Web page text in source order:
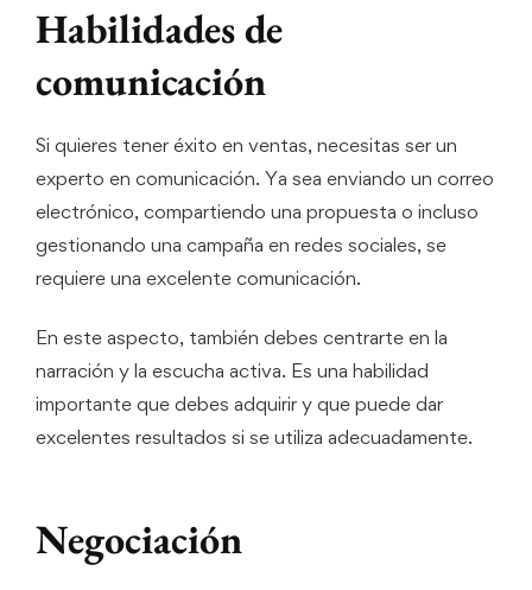
Habilidades de
comunicación
Si quieres tener éxito en ventas, necesitas ser un
experto en comunicación. Ya sea enviando un correo
electrónico, compartiendo una propuesta o incluso
gestionando una campaña en redes sociales, se
requiere una excelente comunicación.
En este aspecto, también debes centrarte en la
narración y la escucha activa. Es una habilidad
importante que debes adquirir y que puede dar
excelentes resultados si se utiliza adecuadamente.
Negociación